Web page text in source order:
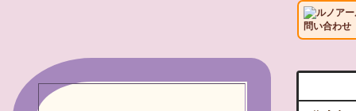
ルノア
問い合わせ